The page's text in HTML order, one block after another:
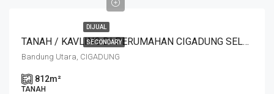
DIJUAL
SECONDARY TANAH / KAVLING DI PERUMAHAN CIGADUNG SELATAN SAYAP DAGO, BANDUNG
Bandung Utara, CIGADUNG
812m²
TANAH